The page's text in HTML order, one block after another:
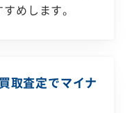
めします。
取査定でマイナ